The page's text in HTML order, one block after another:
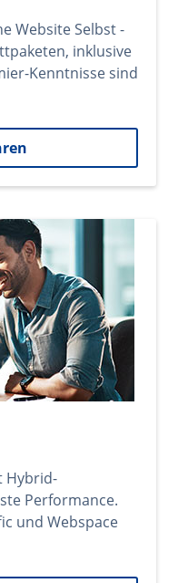
Website Selbst -
inklusive
Kenntnisse sind
Hybrid-
Performance.
und Webspace